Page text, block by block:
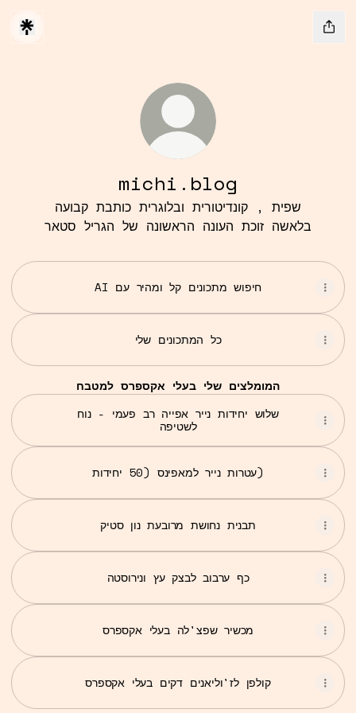
michi.blog
שפית , קונדיטורית ובלוגרית כותבת קבועה
בלאשה זוכת העונה הראשונה של הגריל סטאר
AI חיפוש מתכונים קל ומהיר עם
כל המתכונים שלי
המומלצים שלי בעלי אקספרס למטבח
שלוש יחידות נייר אפייה רב פעמי - נוח
לשטיפה
עטרות נייר למאפינס (50 יחידות)
תבנית נחושת מרובעת נון סטיק
כף ערבוב לבצק עץ ונירוסטה
מכשיר שפצ'לה בעלי אקספרס
קולפן לז'וליאנים דקים בעלי אקספרס